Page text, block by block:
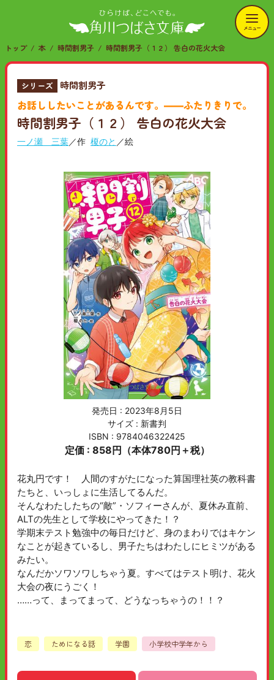
メニュー
トップ 本 時間割男子 時間割男子（１２） 告白の花火大会
シリーズ 時間割男子
お話ししたいことがあるんです。――ふたりきりで。
時間割男子（１２） 告白の花火大会
一ノ瀬 三葉／作 榎のと ／絵
発売日 : 2023年8月5日
サイズ : 新書判
ISBN : 9784046322425
定価 : 858円（本体780円＋税）
花丸円です！ 人間のすがたになった算国理社英の教科書
たちと、いっしょに生活してるんだ。
そんなわたしたちの“敵”・ソフィーさんが、夏休み直前、
ALTの先生として学校にやってきた！？
学期末テスト勉強中の毎日だけど、身のまわりではキケン
なことが起きているし、男子たちはわたしにヒミツがある
みたい。
なんだかソワソワしちゃう夏。すべてはテスト明け、花火
大会の夜にうごく！
……って、まってまって、どうなっちゃうの！！？
恋 ためになる話 学園 小学校中学年から